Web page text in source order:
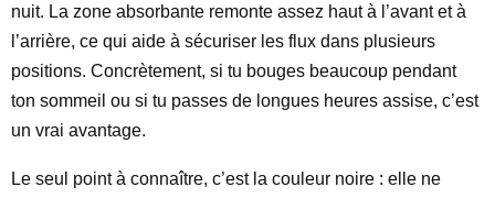
nuit. La zone absorbante remonte assez haut à l’avant et à
l’arrière, ce qui aide à sécuriser les flux dans plusieurs
positions. Concrètement, si tu bouges beaucoup pendant
ton sommeil ou si tu passes de longues heures assise, c’est
un vrai avantage.
Le seul point à connaître, c’est la couleur noire : elle ne